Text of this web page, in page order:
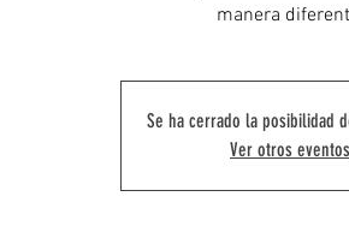
manera
Se ha cerrado la posibilidad
Ver otros eventos